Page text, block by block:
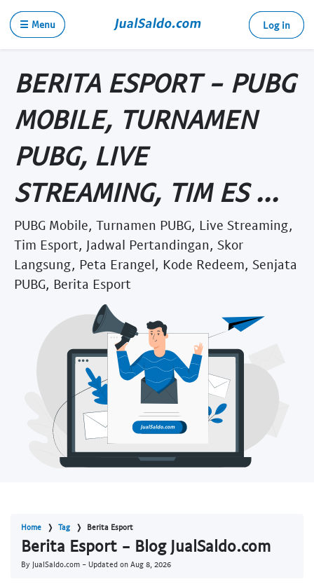
☰ Menu Log in
BERITA ESPORT - PUBG
MOBILE, TURNAMEN
PUBG, LIVE
STREAMING, TIM ES ...
PUBG Mobile, Turnamen PUBG, Live Streaming,
Tim Esport, Jadwal Pertandingan, Skor
Langsung, Peta Erangel, Kode Redeem, Senjata
PUBG, Berita Esport
Home Tag Berita Esport
Berita Esport - Blog JualSaldo.com
By JualSaldo.com - Updated on Aug 8, 2026